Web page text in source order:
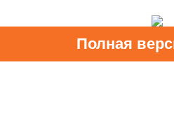
Полная